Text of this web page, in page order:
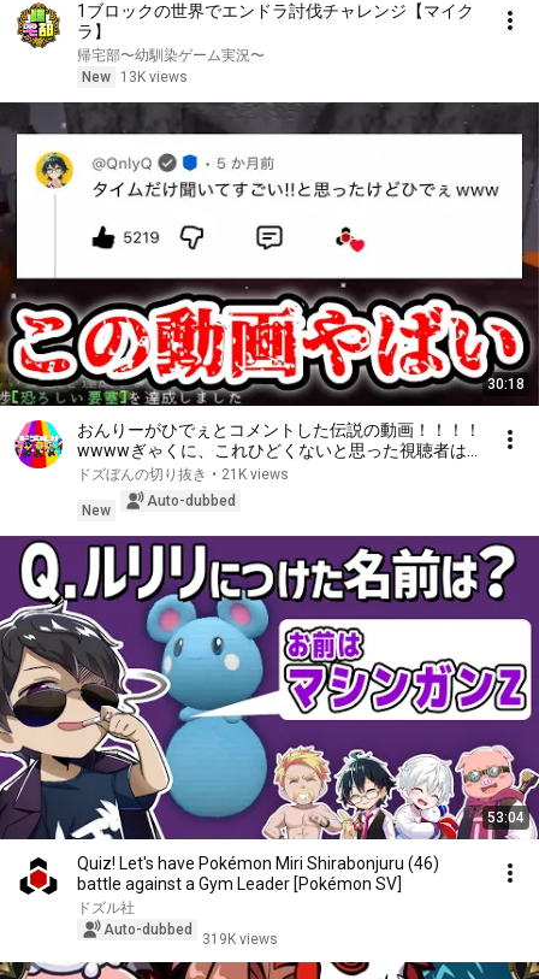
1ブロックの世界でエンドラ討伐チャレンジ【マイク
ラ】
帰宅部〜幼馴染ゲーム実況〜
New
13K views
30:18
おんりーがひでぇとコメントした伝説の動画！！！！
wwwwぎゃくに、これひどくないと思った視聴者は
いる？？www【切り抜き】
ドズぼんの切り抜き • 21K views
New
Auto-dubbed
53:04
Quiz! Let's have Pokémon Miri Shirabonjuru (46)
battle against a Gym Leader [Pokémon SV]
ドズル社
Auto-dubbed
319K views